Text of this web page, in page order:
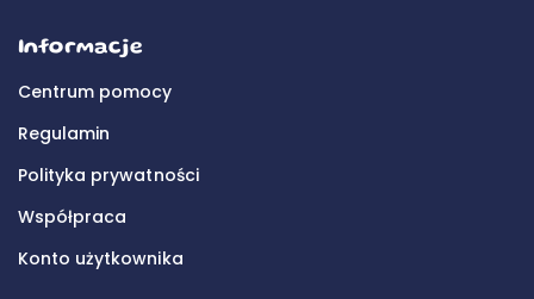
Informacje
Centrum pomocy
Regulamin
Polityka prywatności
Współpraca
Konto użytkownika